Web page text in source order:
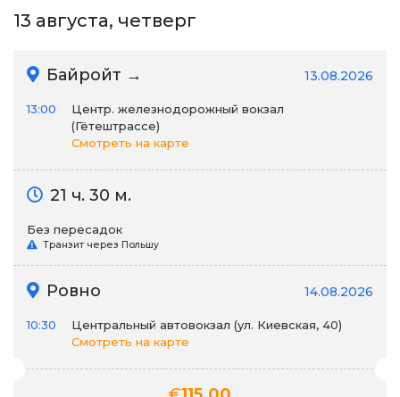
13 августа, четверг
Байройт → 13.08.2026
13:00
Центр. железнодорожный вокзал
(Гётештрассе)
Смотреть на карте
21 ч. 30 м.
Без пересадок
Транзит через Польшу
Ровно 14.08.2026
10:30
Центральный автовокзал (ул. Киевская, 40)
Смотреть на карте